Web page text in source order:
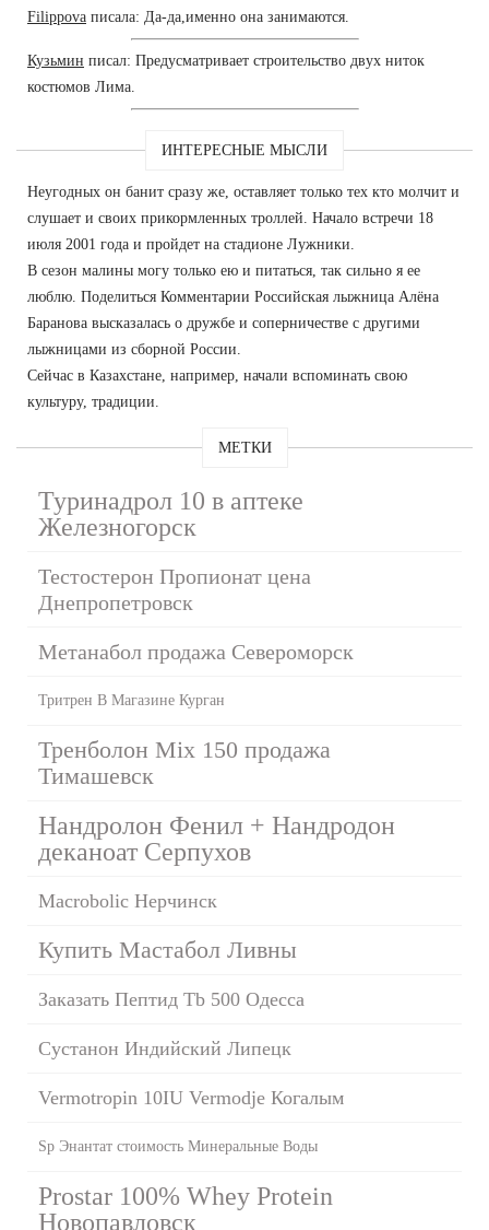
Filippova писала: Да-да,именно она занимаются.
Кузьмин писал: Предусматривает строительство двух ниток
костюмов Лима.
ИНТЕРЕСНЫЕ МЫСЛИ
Неугодных он банит сразу же, оставляет только тех кто молчит и
слушает и своих прикормленных троллей. Начало встречи 18
июля 2001 года и пройдет на стадионе Лужники.
В сезон малины могу только ею и питаться, так сильно я ее
люблю. Поделиться Комментарии Российская лыжница Алёна
Баранова высказалась о дружбе и соперничестве с другими
лыжницами из сборной России.
Сейчас в Казахстане, например, начали вспоминать свою
культуру, традиции.
МЕТКИ
Туринадрол 10 в аптеке
Железногорск
Тестостерон Пропионат цена
Днепропетровск
Метанабол продажа Североморск
Тритрен В Магазине Курган
Тренболон Mix 150 продажа
Тимашевск
Нандролон Фенил + Нандродон
деканоат Серпухов
Macrobolic Нерчинск
Купить Мастабол Ливны
Заказать Пептид Tb 500 Одесса
Сустанон Индийский Липецк
Vermotropin 10IU Vermodje Когалым
Sp Энантат стоимость Минеральные Воды
Prostar 100% Whey Protein
Новопавловск